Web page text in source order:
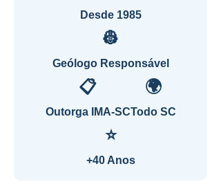
Desde 1985
👷
Geólogo Responsável
📋
Outorga IMA-SC
🌍
Todo SC
⭐
+40 Anos